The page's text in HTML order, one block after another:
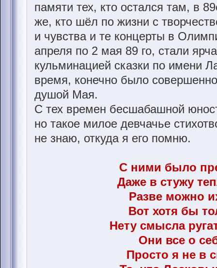
памяти тех, кто остался там, в
же, кто шёл по жизни с
и чувства и те концерты в
апреля по 2 мая 89 го, стали
кульминацией сказки по имени
время, конечно было
душой Мая.
С тех времен бесшабашной
но такое милое девчачье
не знаю, откуда я его помню.
С ними было
Даже в стужу
Разве можно
Вот хотя бы
Нету смысла
Они все о
Просто я не в